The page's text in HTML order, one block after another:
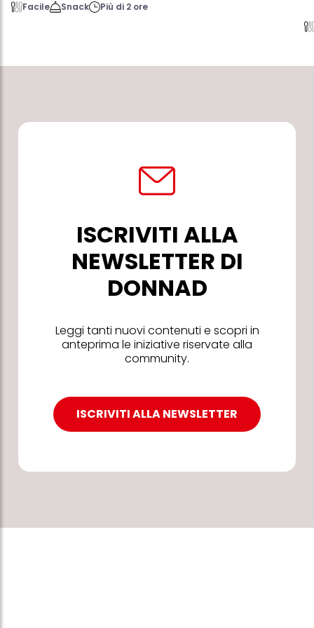
Facile Snack Più di 2 ore
ISCRIVITI ALLA
NEWSLETTER DI
DONNAD
Leggi tanti nuovi contenuti e scopri in
anteprima le iniziative riservate alla
community.
ISCRIVITI ALLA NEWSLETTER